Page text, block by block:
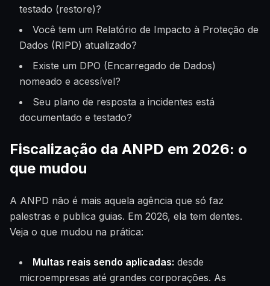
testado (restore)?
Você tem um Relatório de Impacto à Proteção de
Dados (RIPD) atualizado?
Existe um DPO (Encarregado de Dados)
nomeado e acessível?
Seu plano de resposta a incidentes está
documentado e testado?
Fiscalização da ANPD em 2026: o
que mudou
A ANPD não é mais aquela agência que só faz
palestras e publica guias. Em 2026, ela tem dentes.
Veja o que mudou na prática:
Multas reais sendo aplicadas: desde
microempresas até grandes corporações. As